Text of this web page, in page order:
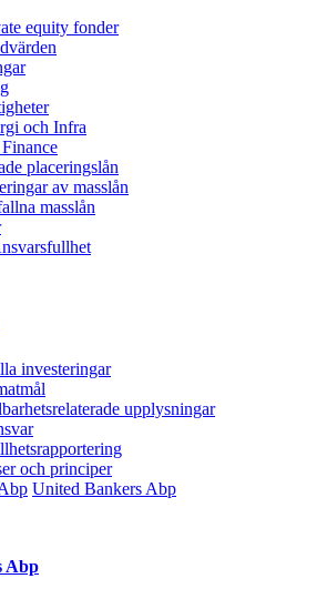
equity fonder
och Infra
placeringslån
av masslån
masslån
investeringar
upplysningar
och principer
United Bankers Abp
Abp